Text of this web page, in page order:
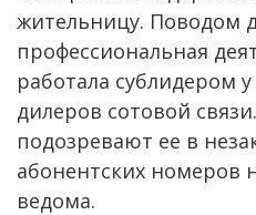
жительницу. Поводом
профессиональная
работала сублидером
дилеров сотовой
подозревают ее в
абонентских номеров
ведома.